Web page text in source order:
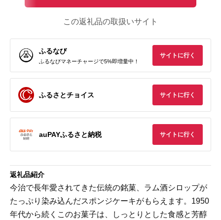
この返礼品の取扱いサイト
ふるなび
ふるなびマネーチャージで5%即増量中！
サイトに行く
ふるさとチョイス サイトに行く
auPAYふるさと納税 サイトに行く
返礼品紹介
今治で長年愛されてきた伝統の銘菓、ラム酒シロップが
たっぷり染み込んだスポンジケーキがもらえます。1950
年代から続くこのお菓子は、しっとりとした食感と芳醇